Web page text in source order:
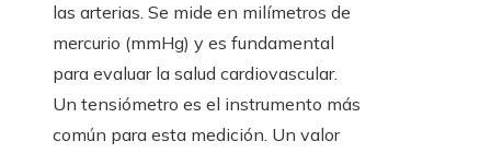
las arterias. Se mide en milímetros de
mercurio (mmHg) y es fundamental
para evaluar la salud cardiovascular.
Un tensiómetro es el instrumento más
común para esta medición. Un valor